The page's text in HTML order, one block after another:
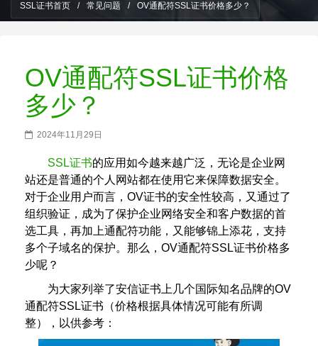
SSL证书首页 / 常见问题 / OV通配符SSL证书价格多少？
OV通配符SSL证书价格
多少？
2024年11月29日
SSL证书的应用如今越来越广泛，无论是企业网
站还是普通的个人网站都在使用它来保障数据安全。
对于企业用户而言，OV证书的安全性较高，又通过了
组织验证，成为了保护企业网络安全和客户数据的首
选工具，再加上通配符功能，又能够锦上添花，支持
多个子域名的保护。那么，OV通配符SSL证书价格多
少呢？
为大家列举了安信证书上几个国际知名品牌的OV
通配符SSL证书（价格根据具体情况可能有所调
整），以供参考：